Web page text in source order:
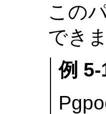
この
でき
例